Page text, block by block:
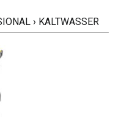
› KALTWASSER